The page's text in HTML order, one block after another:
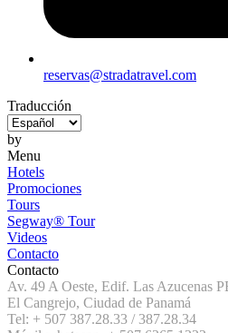
reservas@stradatravel.com
Traducción
by
Menu
Hotels
Promociones
Tours
Segway® Tour
Videos
Contacto
Contacto
Av. 49 A Oeste, Edif. Las Azucenas
El Cangrejo, Ciudad de Panamá
Tel: + 507 387.28.33 / 387.28.34